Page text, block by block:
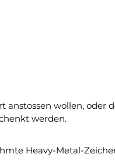
wollen,
werden.
Heavy-Metal-